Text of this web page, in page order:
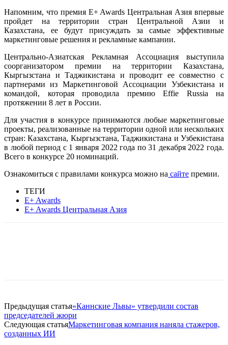
Напомним, что премия E+ Awards Центральная Азия впервые
пройдет на территории стран Центральной Азии и
Казахстана, ее будут присуждать за самые эффективные
маркетинговые решения и рекламные кампании.
Центрально-Азиатская Рекламная Ассоциация выступила
соорганизатором премии на территории Казахстана,
Кыргызстана и Таджикистана и проводит ее совместно с
партнерами из Маркетинговой Ассоциации Узбекистана и
командой, которая проводила премию Effie Russia на
протяжении 8 лет в России.
Для участия в конкурсе принимаются любые маркетинговые
проекты, реализованные на территории одной или нескольких
стран: Казахстана, Кыргызстана, Таджикистана и Узбекистана
в любой период с 1 января 2022 года по 31 декабря 2022 года.
Всего в конкурсе 20 номинаций.
Ознакомиться с правилами конкурса можно на сайте премии.
ТЕГИ
E+ Awards
E+ Awards Центральная Азия
Предыдущая статья«Каннские Львы» утвердили состав
председателей жюри
Следующая статьяМаркетинговая компания наняла стажеров,
созданных ИИ